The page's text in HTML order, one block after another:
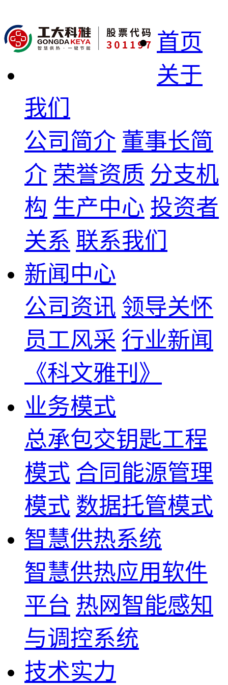
首页
关于
我们
公司简介 董事长简
介 荣誉资质 分支机
构 生产中心 投资者
关系 联系我们
新闻中心
公司资讯 领导关怀
员工风采 行业新闻
《科文雅刊》
业务模式
总承包交钥匙工程
模式 合同能源管理
模式 数据托管模式
智慧供热系统
智慧供热应用软件
平台 热网智能感知
与调控系统
技术实力